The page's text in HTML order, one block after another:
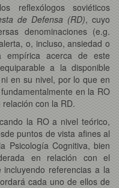
reflexólogos soviéticos
de Defensa (RD), cuyo
denominaciones (e.g.
o, incluso, ansiedad o
empírica acerca de este
a la disponible
en su nivel, por lo que en
en la RO
con la RD.
la RO a nivel teórico,
puntos de vista afines al
Psicología Cognitiva, bien
en relación con el
referencias a la
cada uno de ellos de